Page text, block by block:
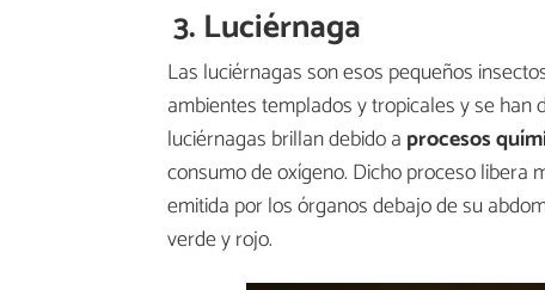
3. Luciérnaga
Las luciérnagas son esos pequeños
ambientes templados y tropicales y se
luciérnagas brillan debido a procesos
consumo de oxígeno. Dicho proceso libera
emitida por los órganos debajo de su
verde y rojo.